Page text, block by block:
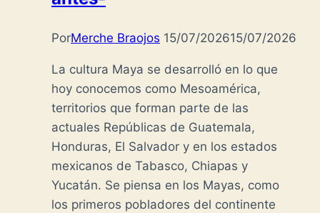
PorMerche Braojos 15/07/202615/07/2026
La cultura Maya se desarrolló en lo que
hoy conocemos como Mesoamérica,
territorios que forman parte de las
actuales Repúblicas de Guatemala,
Honduras, El Salvador y en los estados
mexicanos de Tabasco, Chiapas y
Yucatán. Se piensa en los Mayas, como
los primeros pobladores del continente